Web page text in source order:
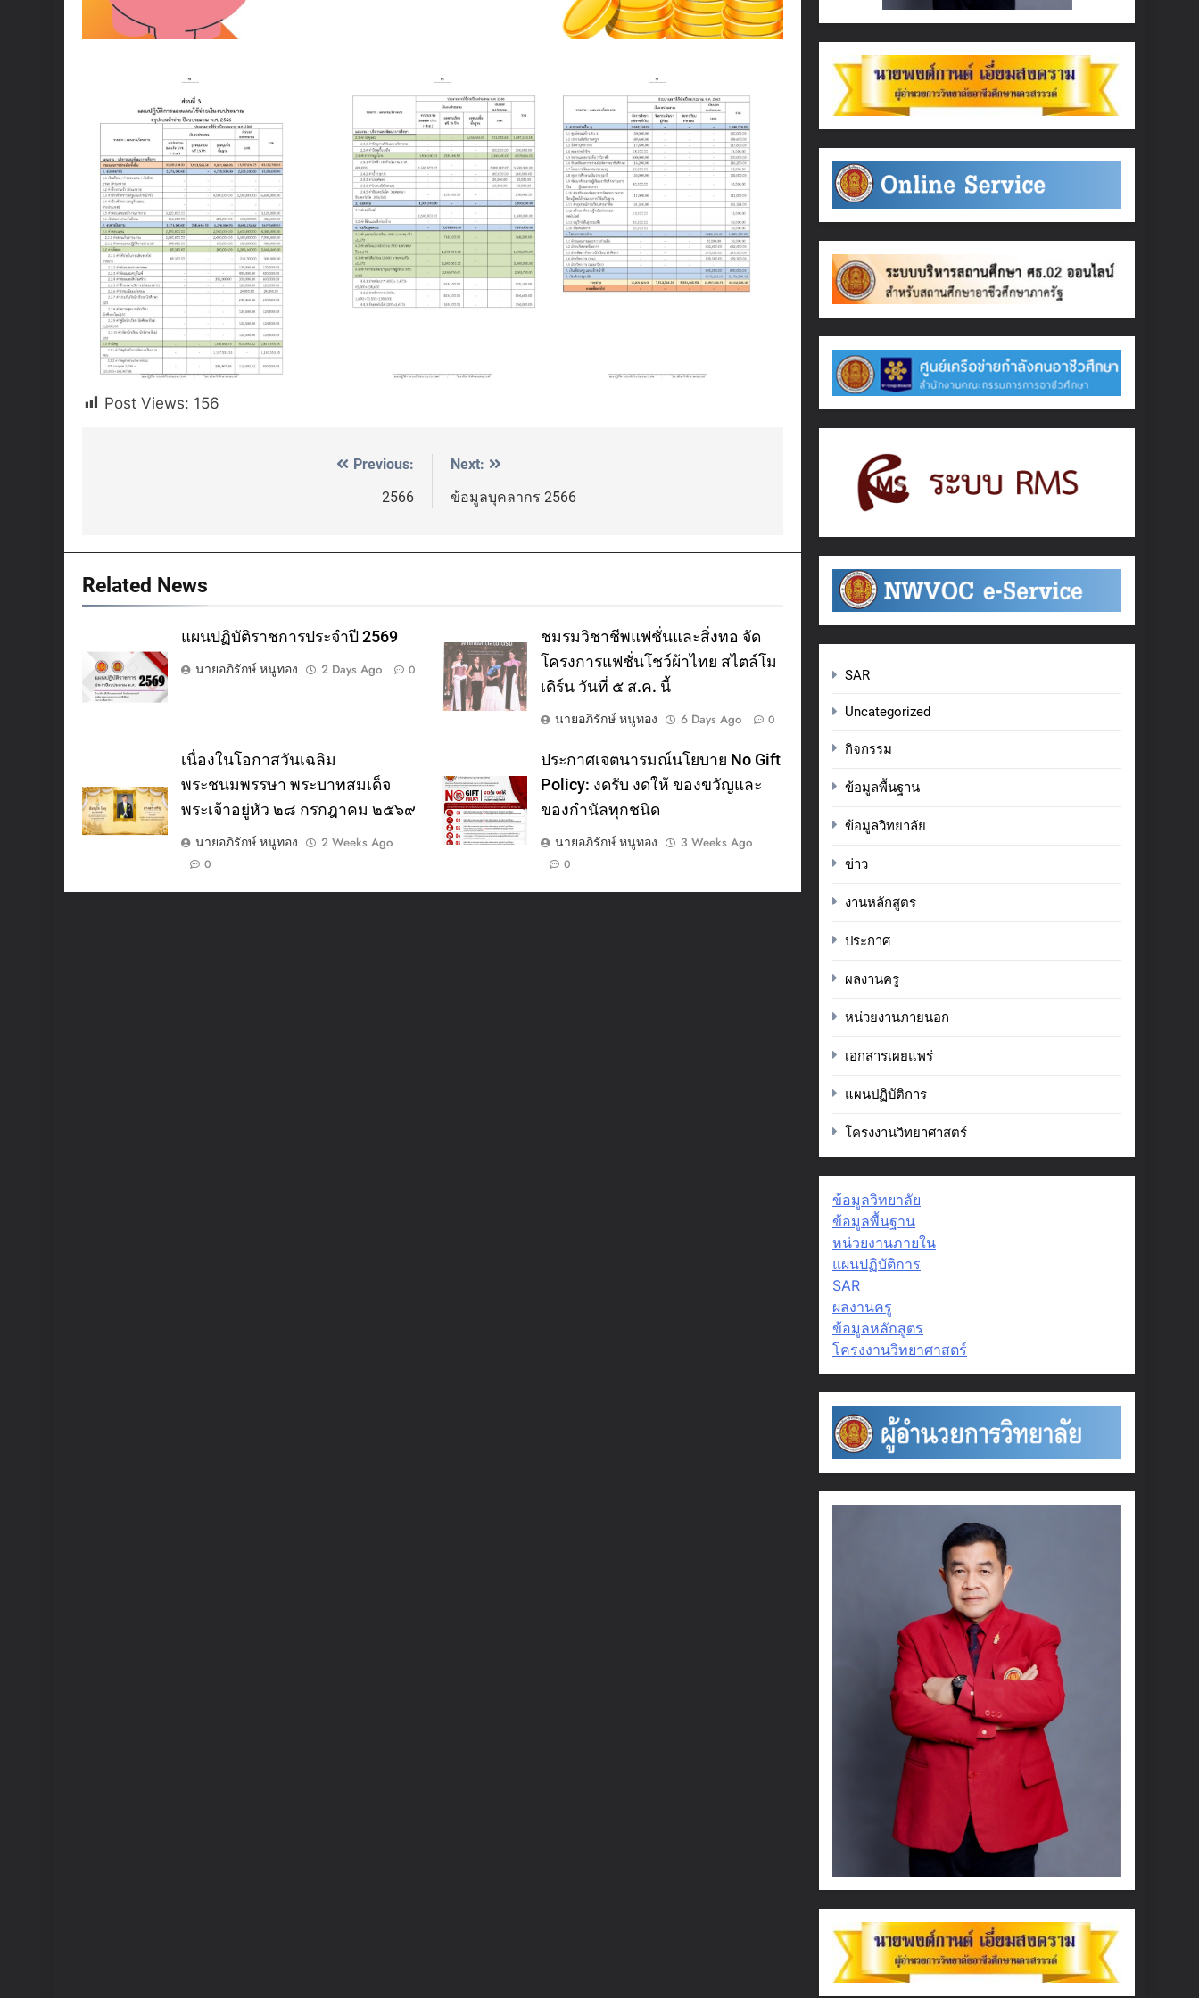
Post Views: 156
Previous:
2566
Next:
ข้อมูลบุคลากร 2566
Related News
แผนปฏิบัติราชการประจำปี 2569
นายอภิรักษ์ หนูทอง
2 Days Ago 0
ชมรมวิชาชีพแฟชั่นและสิ่งทอ จัด
โครงการแฟชั่นโชว์ผ้าไทย สไตล์โม
เดิร์น วันที่ ๕ ส.ค. นี้
นายอภิรักษ์ หนูทอง
6 Days Ago 0
เนื่องในโอกาสวันเฉลิม
พระชนมพรรษา พระบาทสมเด็จ
พระเจ้าอยู่หัว ๒๘ กรกฎาคม ๒๕๖๙
นายอภิรักษ์ หนูทอง
2 Weeks Ago
0
ประกาศเจตนารมณ์นโยบาย No Gift
Policy: งดรับ งดให้ ของขวัญและ
ของกำนัลทุกชนิด
นายอภิรักษ์ หนูทอง
3 Weeks Ago
0
SAR
Uncategorized
กิจกรรม
ข้อมูลพื้นฐาน
ข้อมูลวิทยาลัย
ข่าว
งานหลักสูตร
ประกาศ
ผลงานครู
หน่วยงานภายนอก
เอกสารเผยแพร่
แผนปฏิบัติการ
โครงงานวิทยาศาสตร์
ข้อมูลวิทยาลัย
ข้อมูลพื้นฐาน
หน่วยงานภายใน
แผนปฏิบัติการ
SAR
ผลงานครู
ข้อมูลหลักสูตร
โครงงานวิทยาศาสตร์